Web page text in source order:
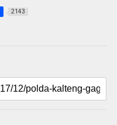
2143